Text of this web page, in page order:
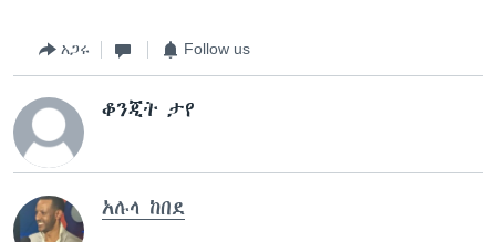
አጋሩ Follow us
ቆንጂት ታየ
አሉላ ከበደ